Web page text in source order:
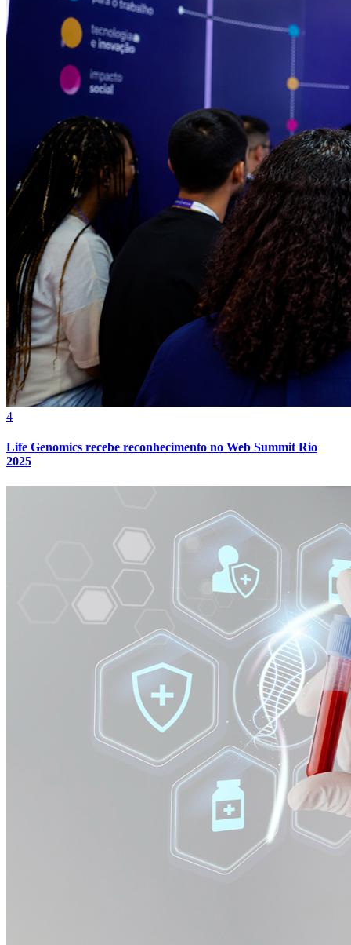
Bahia
4
Life Genomics recebe reconhecimento no Web Summit Rio
2025